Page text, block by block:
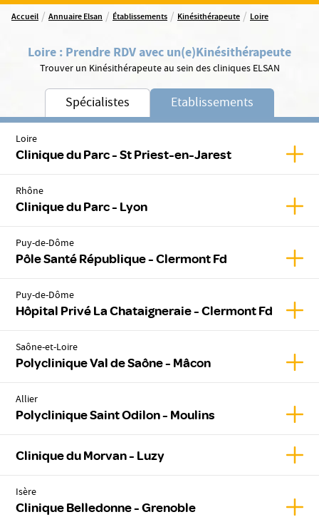
Accueil / Annuaire Elsan / Établissements / Kinésithérapeute / Loire
Loire : Prendre RDV avec un(e)Kinésithérapeute
Trouver un Kinésithérapeute au sein des cliniques ELSAN
Spécialistes Etablissements
Loire
Clinique du Parc - St Priest-en-Jarest
Rhône
Clinique du Parc - Lyon
Puy-de-Dôme
Pôle Santé République - Clermont Fd
Puy-de-Dôme
Hôpital Privé La Chataigneraie - Clermont Fd
Saône-et-Loire
Polyclinique Val de Saône - Mâcon
Allier
Polyclinique Saint Odilon - Moulins
Clinique du Morvan - Luzy
Isère
Clinique Belledonne - Grenoble